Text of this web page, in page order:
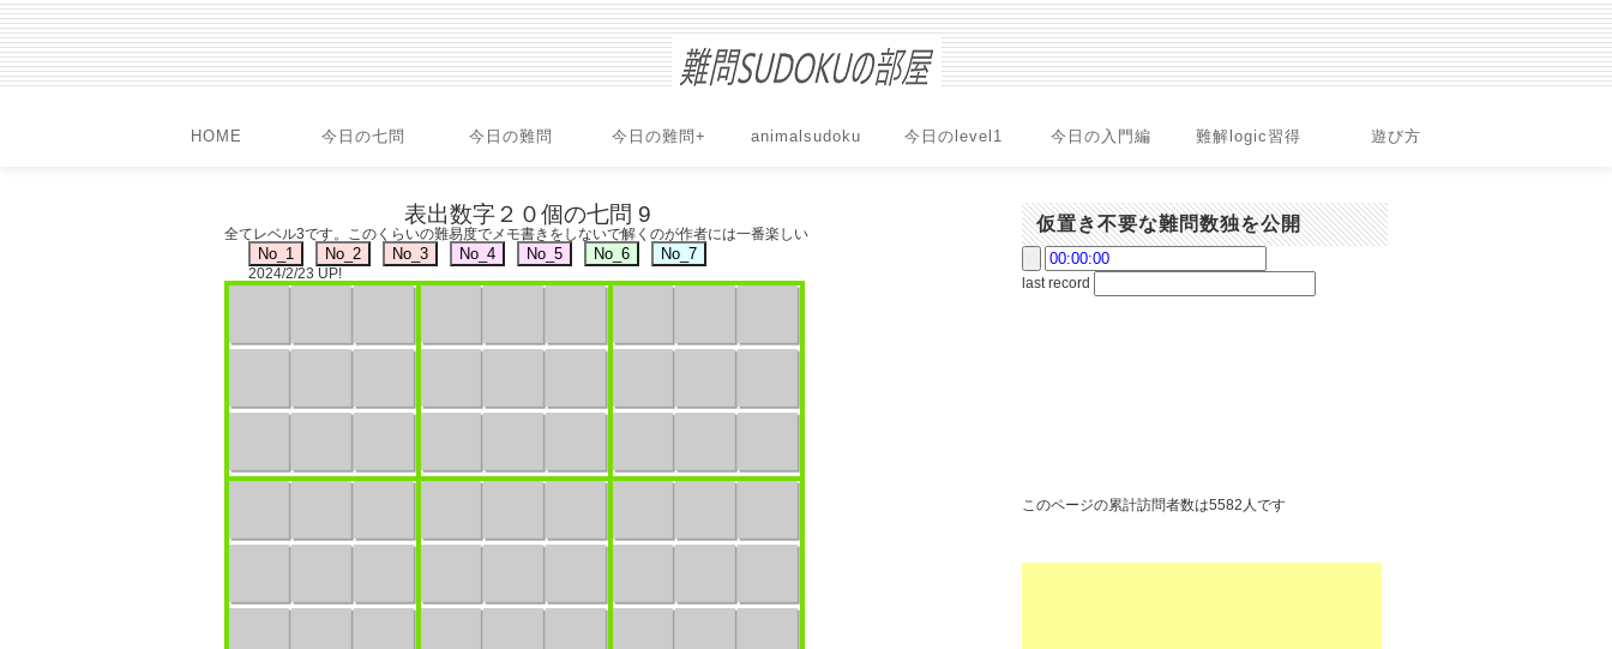
HOME 今日の七問 今日の難問 今日の難問+ animalsudoku 今日のlevel1 今日の入門編 難解logic習得 遊び方
表出数字２０個の七問 9
全てレベル3です。このくらいの難易度でメモ書きをしないで解くのが作者には一番楽しい
2024/2/23 UP!
仮置き不要な難問数独を公開
last record
このページの累計訪問者数は5582人です